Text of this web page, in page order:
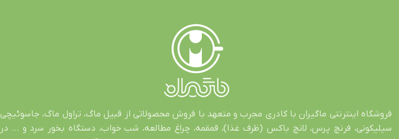
فروشگاه اینترنتی ماگیران با کادری مجرب و متعهد با فروش محصولاتی از قبیل ماگ، تراول ماگ، جاسوئیچی
سیلیکونی، فرنچ پرس، لانچ باکس (ظرف غذا)، قمقمه، چراغ مطالعه، شب خواب، دستگاه بخور سرد و … در